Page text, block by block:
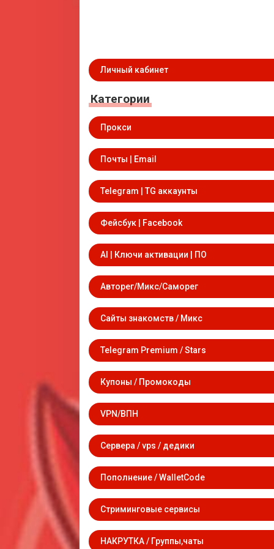
Личный кабинет
Категории
Прокси
Почты | Email
Telegram | TG аккаунты
Фейсбук | Facebook
AI | Ключи активации | ПО
Авторег/Микс/Саморег
Сайты знакомств / Микс
Telegram Premium / Stars
Купоны / Промокоды
VPN/ВПН
Сервера / vps / дедики
Пополнение / WalletCode
Стриминговые сервисы
НАКРУТКА / Группы,чаты